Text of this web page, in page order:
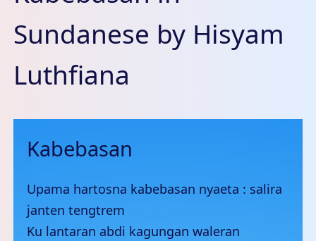
Sundanese by Hisyam
Luthfiana
Kabebasan
Upama hartosna kabebasan nyaeta : salira
janten tengtrem
Ku lantaran abdi kagungan waleran